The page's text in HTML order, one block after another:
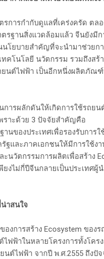
กำกับดูแลที่เคร่งครัด ตลอด
ตรฐานสิ่งแวดล้อมแล้ว จีนยังมี
ป็นนโยบายสำคัญที่จะนำมาช่ว
คโนโลยี นวัตกรรม รวมถึงสร้
ยนต์ไฟฟ้า เป็นอีกหนึ่งผลิตภัณ
รผลักดันให้เกิดการใช้รถยน
ราะด้วย 3 ปัจจัยสำคัญคือ
นของประเทศเพื่อรองรับการ
ฐและภาคเอกชนให้มีการใช้ง
ะนวัตกรรมการผลิตเพื่อสร้าง
ยงไม่กี่ปีจีนกลายเป็นประเทศ
าสนใจ
การสร้าง Ecosystem ของ
ฟฟ้าในหลายโครงการทั้งโค
นต์ไฟฟ้า จากปี พ.ศ.2555 ถึง